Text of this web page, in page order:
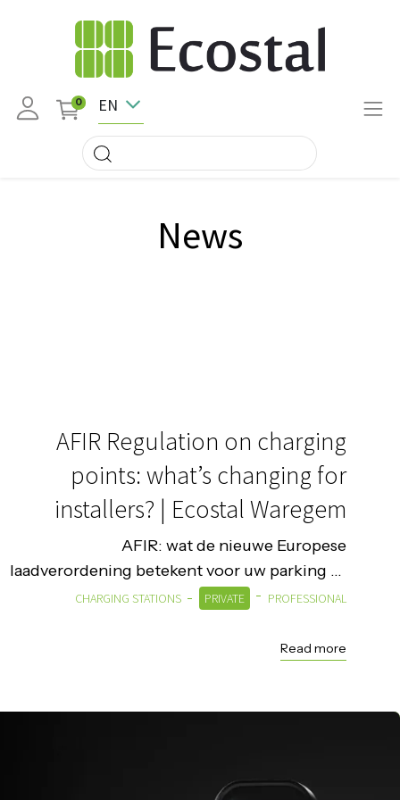
0 EN
News
AFIR Regulation on charging
points: what’s changing for
installers? | Ecostal Waregem
AFIR: wat de nieuwe Europese
laadverordening betekent voor uw parking of
bedrijfssite. Laadinfrastructuur in Europa
regelgeving. AFIR (Alternative Fuels Inf...
CHARGING STATIONS PRIVATE PROFESSIONAL
Read more